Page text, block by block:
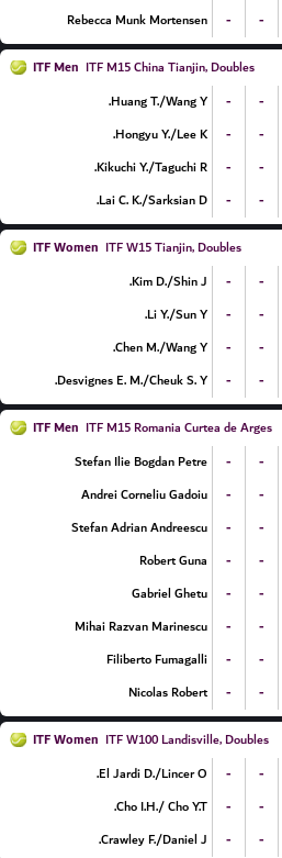
Rebecca Munk Mortensen
- -
ITF Men ITF M15 China Tianjin, Doubles
Huang T./Wang Y.
- -
Hongyu Y./Lee K.
- -
Kikuchi Y./Taguchi R.
- -
Lai C. K./Sarksian D.
- -
ITF Women ITF W15 Tianjin, Doubles
Kim D./Shin J.
- -
Li Y./Sun Y.
- -
Chen M./Wang Y.
- -
Desvignes E. M./Cheuk S. Y.
- -
ITF Men ITF M15 Romania Curtea de Arges
Stefan Ilie Bogdan Petre
- -
Andrei Corneliu Gadoiu
- -
Stefan Adrian Andreescu
- -
Robert Guna
- -
Gabriel Ghetu
- -
Mihai Razvan Marinescu
- -
Filiberto Fumagalli
- -
Nicolas Robert
- -
ITF Women ITF W100 Landisville, Doubles
El Jardi D./Lincer O.
- -
Cho I.H./ Cho Y.T.
- -
Crawley F./Daniel J.
- -